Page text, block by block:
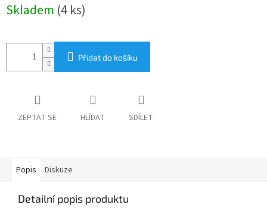
cena:
Skladem (4 ks)
Přidat do košíku
ZEPTAT SE HLÍDAT SDÍLET
Popis Diskuze
Detailní popis produktu